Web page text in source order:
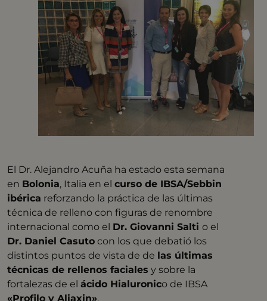
El Dr. Alejandro Acuña ha estado esta semana
en Bolonia, Italia en elcurso de IBSA/Sebbin
ibérica reforzando la práctica de las últimas
técnica de relleno con figuras de renombre
internacional como el Dr. Giovanni Saltio el
Dr. Daniel Casuto con los que debatió los
distintos puntos de vista de de las últimas
técnicas de rellenos faciales y sobre la
fortalezas de elácido Hialuronico de IBSA
«Profilo y Aliaxin».